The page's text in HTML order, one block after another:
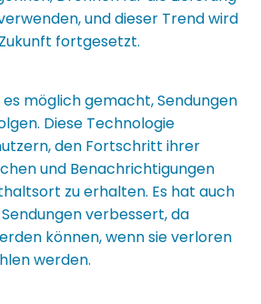
und dieser Trend wird
fortgesetzt.
möglich gemacht, Sendungen
Diese Technologie
den Fortschritt ihrer
und Benachrichtigungen
zu erhalten. Es hat auch
verbessert, da
können, wenn sie verloren
werden.